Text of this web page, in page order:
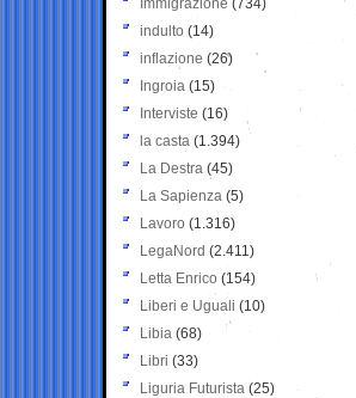
Immigrazione (734)
indulto (14)
inflazione (26)
Ingroia (15)
Interviste (16)
la casta (1.394)
La Destra (45)
La Sapienza (5)
Lavoro (1.316)
LegaNord (2.411)
Letta Enrico (154)
Liberi e Uguali (10)
Libia (68)
Libri (33)
Liguria Futurista (25)